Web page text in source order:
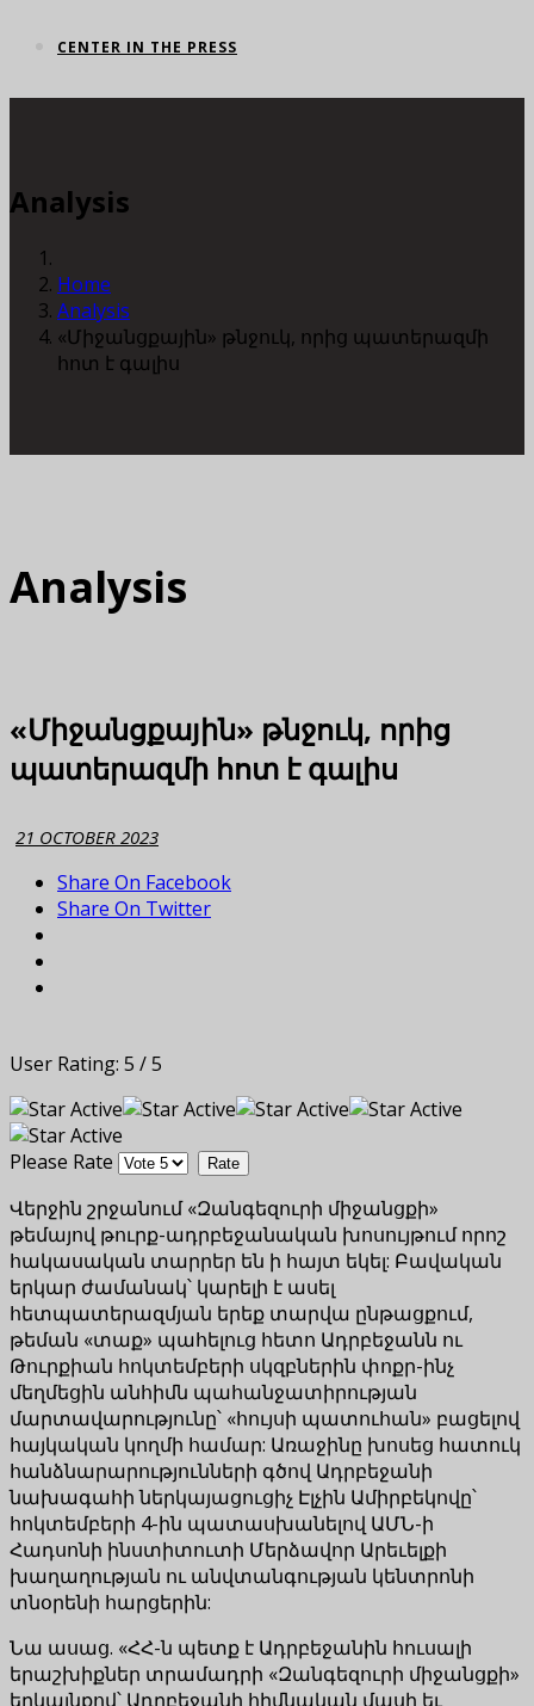
CENTER IN THE PRESS
Analysis
Home
Analysis
«Միջանցքային» թնջուկ, որից պատերազմի
հոտ է գալիս
Analysis
«Միջանցքային» թնջուկ, որից
պատերազմի հոտ է գալիս
21 OCTOBER 2023
Share On Facebook
Share On Twitter
User Rating: 5 /5
Please Rate
Վերջին շրջանում «Զանգեզուրի միջանցքի»
թեմայով թուրք-ադրբեջանական խոսույթում որոշ
հակասական տարրեր են ի հայտ եկել: Բավական
երկար ժամանակ՝ կարելի է ասել
հետպատերազմյան երեք տարվա ընթացքում,
թեման «տաք» պահելուց հետո Ադրբեջանն ու
Թուրքիան հոկտեմբերի սկզբներին փոքր-ինչ
մեղմեցին անհիմն պահանջատիրության
մարտավարությունը՝ «հույսի պատուհան» բացելով
հայկական կողմի համար: Առաջինը խոսեց հատուկ
հանձնարարությունների գծով Ադրբեջանի
նախագահի ներկայացուցիչ Էլչին Ամիրբեկովը՝
հոկտեմբերի 4-ին պատասխանելով ԱՄՆ-ի
Հադսոնի ինստիտուտի Մերձավոր Արեւելքի
խաղաղության ու անվտանգության կենտրոնի
տնօրենի հարցերին:
Նա ասաց. «ՀՀ-ն պետք է Ադրբեջանին հուսալի
երաշխիքներ տրամադրի «Զանգեզուրի միջանցքի»
երկայնքով՝ Ադրբեջանի հիմնական մասի եւ